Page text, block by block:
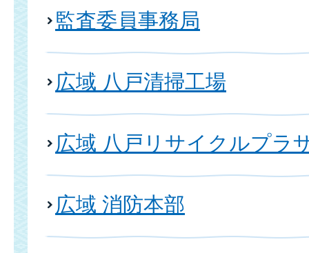
監査委員事務局
広域 八戸清掃工場
広域 八戸リサイクルプラ
広域 消防本部